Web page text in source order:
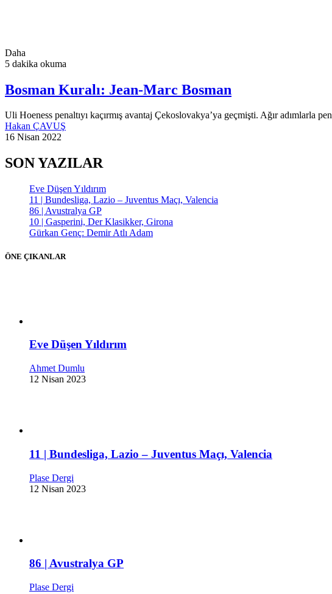
Daha
5 dakika okuma
Bosman Kuralı: Jean-Marc Bosman
Uli Hoeness penaltıyı kaçırmış avantaj Çekoslovakya’ya geçmişti. Ağır adımlarla
Hakan ÇAVUŞ
16 Nisan 2022
SON YAZILAR
Eve Düşen Yıldırım
11 | Bundesliga, Lazio – Juventus Maçı, Valencia
86 | Avustralya GP
10 | Gasperini, Der Klasikker, Girona
Gürkan Genç: Demir Atlı Adam
ÖNE ÇIKANLAR
Eve Düşen Yıldırım
Ahmet Dumlu
12 Nisan 2023
11 | Bundesliga, Lazio – Juventus Maçı, Valencia
Plase Dergi
12 Nisan 2023
86 | Avustralya GP
Plase Dergi